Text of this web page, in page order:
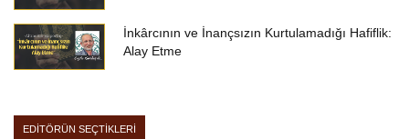
İnkârcının ve İnançsızın Kurtulamadığı Hafiflik:
Alay Etme
EDİTÖRÜN SEÇTİKLERİ